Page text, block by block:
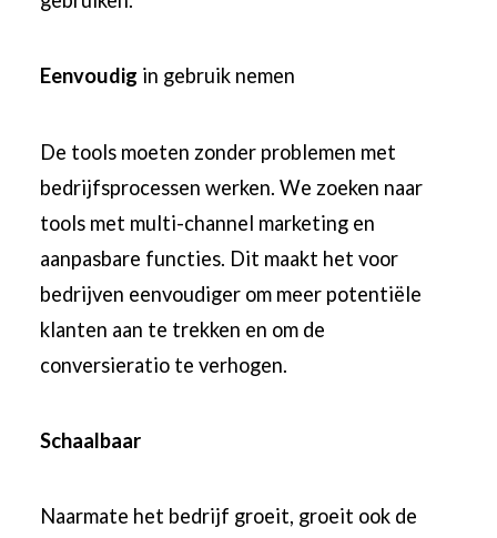
Eenvoudig in gebruik nemen
De tools moeten zonder problemen met
bedrijfsprocessen werken. We zoeken naar
tools met multi-channel marketing en
aanpasbare functies. Dit maakt het voor
bedrijven eenvoudiger om meer potentiële
klanten aan te trekken en om de
conversieratio te verhogen.
Schaalbaar
Naarmate het bedrijf groeit, groeit ook de